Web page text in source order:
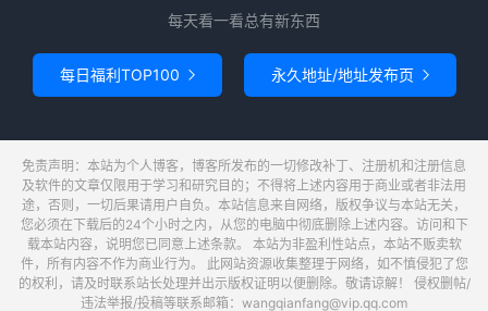
每天看一看总有新东西
每日福利TOP100  永久地址/地址发布页 
免责声明：本站为个人博客，博客所发布的一切修改补丁、注册机和注册信息
及软件的文章仅限用于学习和研究目的；不得将上述内容用于商业或者非法用
途，否则，一切后果请用户自负。本站信息来自网络，版权争议与本站无关，
您必须在下载后的24个小时之内，从您的电脑中彻底删除上述内容。访问和下
载本站内容，说明您已同意上述条款。 本站为非盈利性站点，本站不贩卖软
件，所有内容不作为商业行为。 此网站资源收集整理于网络，如不慎侵犯了您
的权利，请及时联系站长处理并出示版权证明以便删除。敬请谅解！ 侵权删帖/
违法举报/投稿等联系邮箱：wangqianfang@vip.qq.com